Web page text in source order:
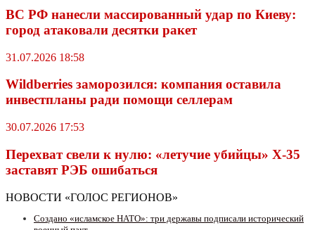
ВС РФ нанесли массированный удар по Киеву:
город атаковали десятки ракет
31.07.2026 18:58
Wildberriеs заморозился: компания оставила
инвестпланы ради помощи селлерам
30.07.2026 17:53
Перехват свели к нулю: «летучие убийцы» X-35
заставят РЭБ ошибаться
НОВОСТИ «ГОЛОС РЕГИОНОВ»
Создано «исламское НАТО»: три державы подписали исторический